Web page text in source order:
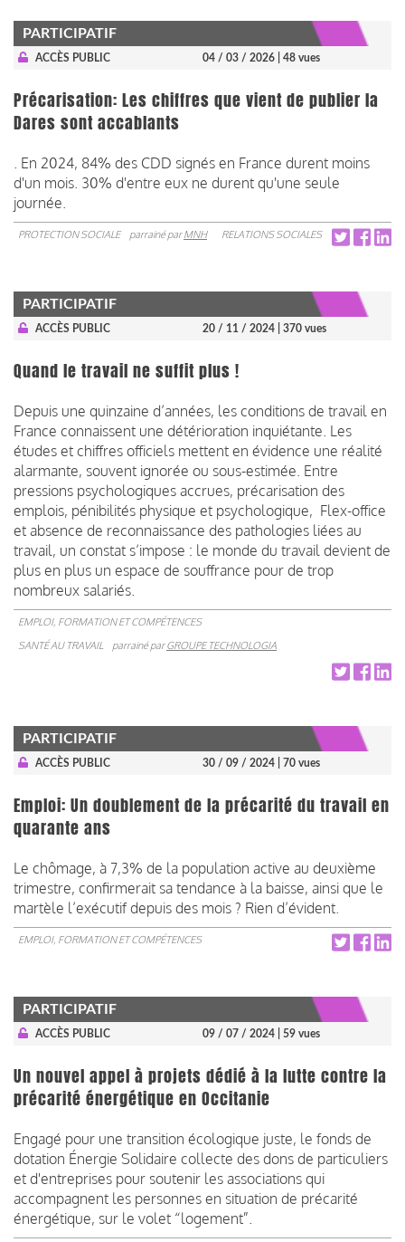
PARTICIPATIF
ACCÈS PUBLIC 04 / 03 / 2026 | 48 vues
Précarisation: Les chiffres que vient de publier la
Dares sont accablants
. En 2024, 84% des CDD signés en France durent moins
d'un mois. 30% d'entre eux ne durent qu'une seule
journée.
PROTECTION SOCIALE parrainé parMNH RELATIONS SOCIALES
PARTICIPATIF
ACCÈS PUBLIC 20 / 11 / 2024 | 370 vues
Quand le travail ne suffit plus !
Depuis une quinzaine d’années, les conditions de travail en
France connaissent une détérioration inquiétante. Les
études et chiffres officiels mettent en évidence une réalité
alarmante, souvent ignorée ou sous-estimée. Entre
pressions psychologiques accrues, précarisation des
emplois, pénibilités physique et psychologique, Flex-office
et absence de reconnaissance des pathologies liées au
travail, un constat s’impose : le monde du travail devient de
plus en plus un espace de souffrance pour de trop
nombreux salariés.
EMPLOI, FORMATION ET COMPÉTENCES
SANTÉ AU TRAVAIL
parrainé parGROUPE TECHNOLOGIA
PARTICIPATIF
ACCÈS PUBLIC 30 / 09 / 2024 | 70 vues
Emploi: Un doublement de la précarité du travail en
quarante ans
Le chômage, à 7,3% de la population active au deuxième
trimestre, confirmerait sa tendance à la baisse, ainsi que le
martèle l’exécutif depuis des mois ? Rien d’évident.
EMPLOI, FORMATION ET COMPÉTENCES
PARTICIPATIF
ACCÈS PUBLIC 09 / 07 / 2024 | 59 vues
Un nouvel appel à projets dédié à la lutte contre la
précarité énergétique en Occitanie
Engagé pour une transition écologique juste, le fonds de
dotation Énergie Solidaire collecte des dons de particuliers
et d'entreprises pour soutenir les associations qui
accompagnent les personnes en situation de précarité
énergétique, sur le volet “logement”.